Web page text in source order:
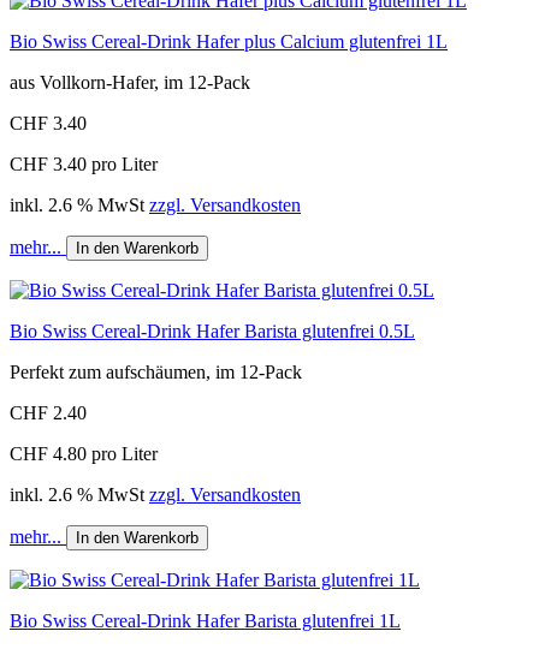
Bio Swiss Cereal-Drink Hafer plus Calcium glutenfrei 1L
aus Vollkorn-Hafer, im 12-Pack
CHF 3.40
CHF 3.40 pro Liter
inkl. 2.6 % MwSt zzgl. Versandkosten
mehr... In den Warenkorb
Bio Swiss Cereal-Drink Hafer Barista glutenfrei 0.5L
Perfekt zum aufschäumen, im 12-Pack
CHF 2.40
CHF 4.80 pro Liter
inkl. 2.6 % MwSt zzgl. Versandkosten
mehr... In den Warenkorb
Bio Swiss Cereal-Drink Hafer Barista glutenfrei 1L